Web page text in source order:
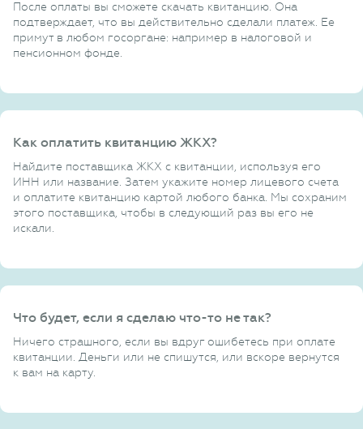
После оплаты вы сможете скачать квитанцию. Она
подтверждает, что вы действительно сделали платеж. Ее
примут в любом госоргане: например в налоговой и
пенсионном фонде.
Как оплатить квитанцию ЖКХ?
Найдите поставщика ЖКХ с квитанции, используя его
ИНН или название. Затем укажите номер лицевого счета
и оплатите квитанцию картой любого банка. Мы сохраним
этого поставщика, чтобы в следующий раз вы его не
искали.
Что будет, если я сделаю что-то не так?
Ничего страшного, если вы вдруг ошибетесь при оплате
квитанции. Деньги или не спишутся, или вскоре вернутся
к вам на карту.